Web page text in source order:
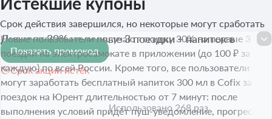
Срок действия завершился, но некоторые могут сработать
-30%
Дисконт 30% на первые 3 поездки + напиток в
подарок
Срок акции истёк
Новые пользователи получают скидку 30% на первые 3
поездки на электросамокате в приложении (до 100 ₽ за
каждую) по всей России. Кроме того, все пользователи
могут заработать бесплатный напиток 300 мл в Cofix за 5
поездок на Юрент длительностью от 7 минут: после
выполнения условий придёт пуш-уведомление, прогресс
Показать промокод
Использовано 268 раз